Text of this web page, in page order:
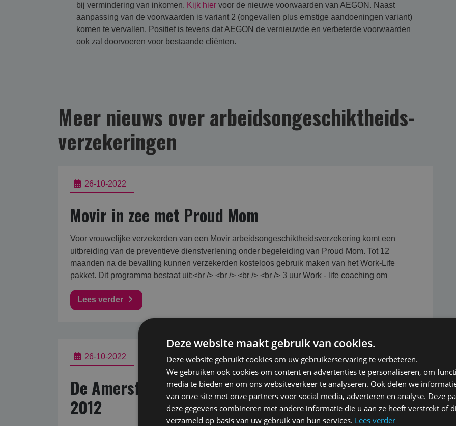
bij vermindering van inkomen. Kijk hier voor de nieuwe voorwaarden van AEGON. Naast
aanpassing van de voorwaarden is variant 2 (ongevallen plus ernstige aandoeningen variant)
komen te vervallen. Positief is tevens dat AEGON de vernieuwde en verbeterde voorwaarden
ook zal doorvoeren voor bestaande cliënten.
Meer nieuws over arbeidsongeschikt­heids­
verzekering­en
26-10-2022
Movir in zee met Proud Mom
Voor vrouwelijke verzekerden van een Movir arbeidsongeschiktheidsverzekering komt een
uitbreiding van de preventieve dienstverlening onder begeleiding van Proud Mom. Tot 12
maanden na de bevalling kunnen verzekerden kosteloos gebruik maken van het Work-Life
pakket. Dit programma bestaat uit;<br /> <br /> <br /> <br /> 3 uur Work - life coaching om
Lees verder
26-10-2022
De Amersfoortse stopt met Budget AOV per 1 juli
2012
Deze website maakt gebruik van cookies.
Deze website gebruikt cookies om uw gebruikerservaring te verbeteren.
We gebruiken ook cookies om content en advertenties te personaliseren, om
media te bieden en om ons websiteverkeer te analyseren. Ook delen we
van onze site met onze partners voor social media, adverteren en analyse. Deze
deze gegevens combineren met andere informatie die u aan ze heeft verstrekt of
verzameld op basis van uw gebruik van hun services. Lees verder